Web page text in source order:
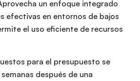
un enfoque integrado
efectivas en entornos de bajos
el uso eficiente de recursos
para el presupuesto se
después de una